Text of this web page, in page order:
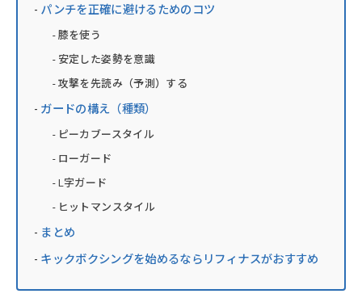
パンチを正確に避けるためのコツ
膝を使う
安定した姿勢を意識
攻撃を先読み（予測）する
ガードの構え（種類）
ピーカブースタイル
ローガード
L字ガード
ヒットマンスタイル
まとめ
キックボクシングを始めるならリフィナスがおすすめ